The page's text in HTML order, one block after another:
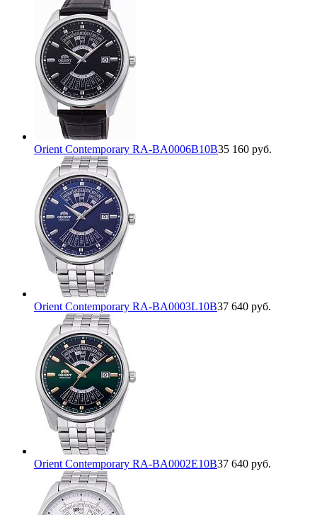
Orient Contemporary RA-BA0006B10B35 160 руб.
Orient Contemporary RA-BA0003L10B37 640 руб.
Orient Contemporary RA-BA0002E10B37 640 руб.